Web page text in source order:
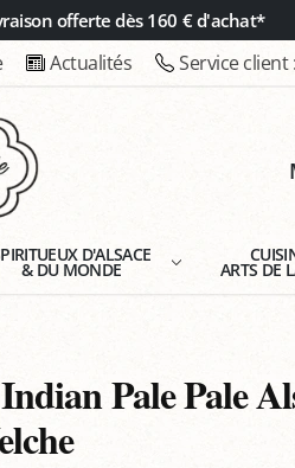
offerte dès 160 € d'achat*
Actualités Service client :
D'ALSACE
& DU MONDE ARTS DE
Pale Pale